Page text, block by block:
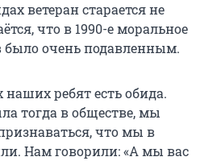
ветеран старается не
что в 1990-е моральное
было очень подавленным.
ребят есть обида.
тогда в обществе, мы
что мы в
Нам говорили: «А мы вас